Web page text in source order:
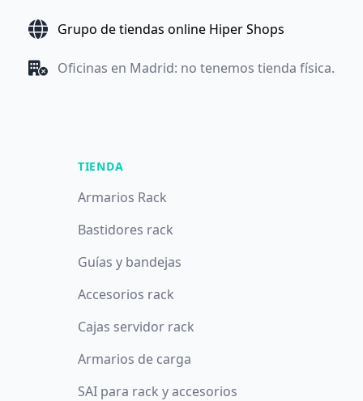
Grupo de tiendas online Hiper Shops
Oficinas en Madrid: no tenemos tienda física.
TIENDA
Armarios Rack
Bastidores rack
Guías y bandejas
Accesorios rack
Cajas servidor rack
Armarios de carga
SAI para rack y accesorios